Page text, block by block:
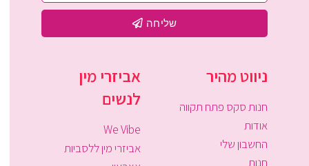
שליחה
ניווט מהיר
חנות סקס פתח תקווה
אודות
החשבון שלי
חנות
אביזרי מין
לנשים
We Vibe
אביזרי מין ללסביות